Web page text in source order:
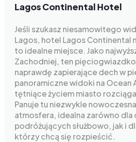
Lagos Continental Hotel
Jeśli szukasz niesamowitego
Lagos, hotel Lagos Continental
to idealne miejsce. Jako
Zachodniej, ten
naprawdę zapierające dech w
panoramiczne widoki na Ocean
tętniące życiem miasto
Panuje tu niezwykle
atmosfera, idealna zarówno dla
podróżujących służbowo, jak i
którzy chcą się rozpieścić.